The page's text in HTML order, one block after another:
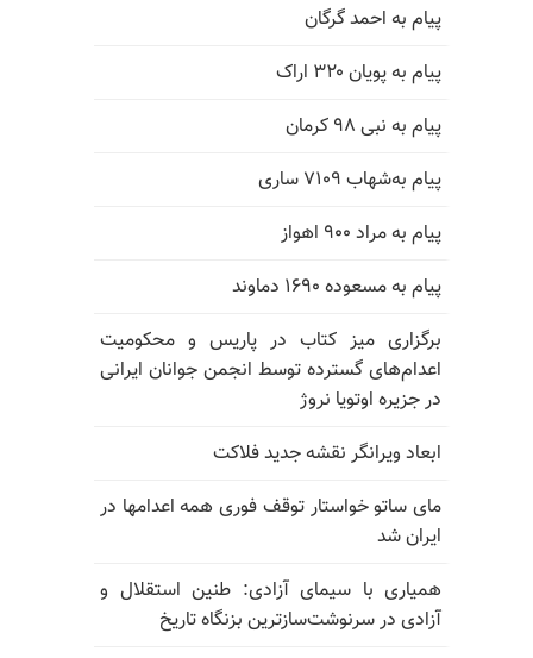
پیام به احمد گرگان
پیام به پویان ۳۲۰ اراک
پیام به نبی ۹۸ کرمان
پیام به‌شهاب ۷۱۰۹ ساری
پیام به مراد ۹۰۰ اهواز
پیام به مسعوده ۱۶۹۰ دماوند
برگزاری میز کتاب در پاریس و محکومیت
اعدام‌های گسترده توسط انجمن جوانان ایرانی
در جزیره اوتویا نروژ
ابعاد ویرانگر نقشه جدید فلاکت
مای ساتو خواستار توقف فوری همه اعدامها در
ایران شد
همیاری با سیمای آزادی: طنین استقلال و
آزادی در سرنوشت‌سازترین بزنگاه تاریخ